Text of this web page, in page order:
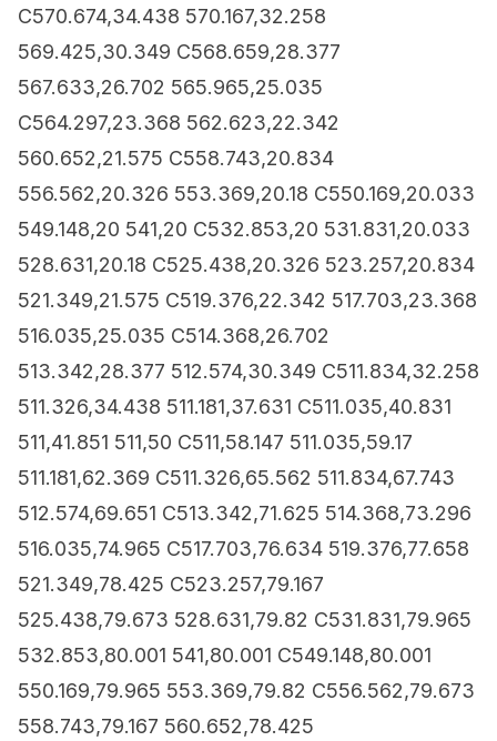
C570.674,34.438 570.167,32.258
569.425,30.349 C568.659,28.377
567.633,26.702 565.965,25.035
C564.297,23.368 562.623,22.342
560.652,21.575 C558.743,20.834
556.562,20.326 553.369,20.18 C550.169,20.033
549.148,20 541,20 C532.853,20 531.831,20.033
528.631,20.18 C525.438,20.326 523.257,20.834
521.349,21.575 C519.376,22.342 517.703,23.368
516.035,25.035 C514.368,26.702
513.342,28.377 512.574,30.349 C511.834,32.258
511.326,34.438 511.181,37.631 C511.035,40.831
511,41.851 511,50 C511,58.147 511.035,59.17
511.181,62.369 C511.326,65.562 511.834,67.743
512.574,69.651 C513.342,71.625 514.368,73.296
516.035,74.965 C517.703,76.634 519.376,77.658
521.349,78.425 C523.257,79.167
525.438,79.673 528.631,79.82 C531.831,79.965
532.853,80.001 541,80.001 C549.148,80.001
550.169,79.965 553.369,79.82 C556.562,79.673
558.743,79.167 560.652,78.425